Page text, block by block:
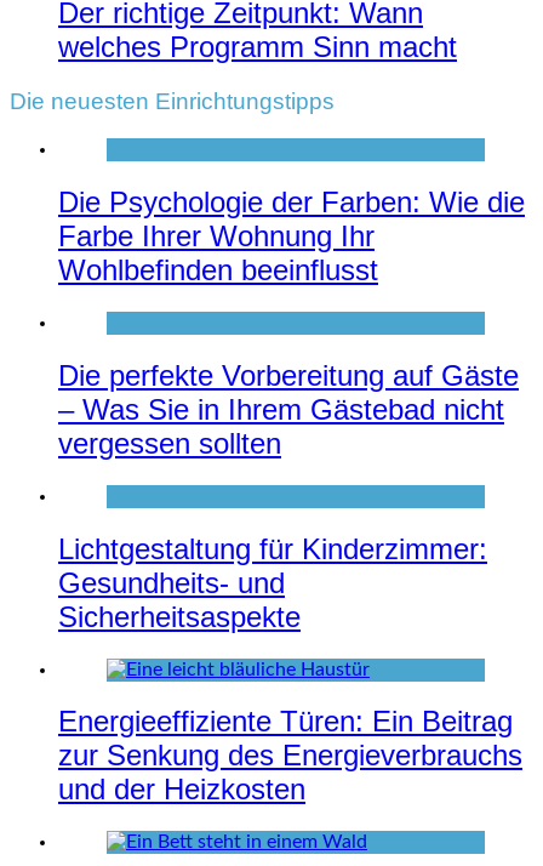
Der richtige Zeitpunkt: Wann
welches Programm Sinn macht
Die neuesten Einrichtungstipps
Die Psychologie der Farben: Wie die
Farbe Ihrer Wohnung Ihr
Wohlbefinden beeinflusst
Die perfekte Vorbereitung auf Gäste
– Was Sie in Ihrem Gästebad nicht
vergessen sollten
Lichtgestaltung für Kinderzimmer:
Gesundheits- und
Sicherheitsaspekte
Energieeffiziente Türen: Ein Beitrag
zur Senkung des Energieverbrauchs
und der Heizkosten